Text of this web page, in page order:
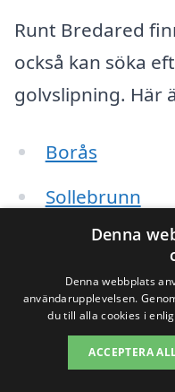
Runt Bredared
också kan söka
golvslipning. Här
Borås
Sollebrunn
Dalsjöfors
Stora Höga
Fristad
Sjuhärad
Denna
Denna webbplats
användarupplevelsen.
du till alla cookies i
ACCEPTERA